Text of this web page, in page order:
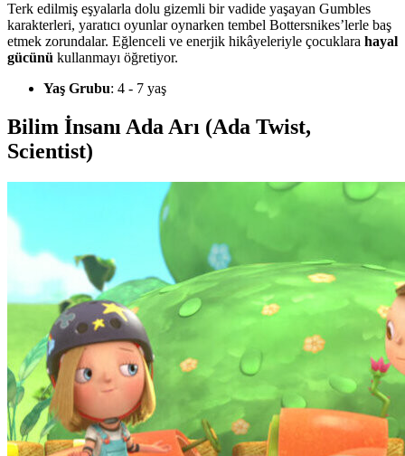
Terk edilmiş eşyalarla dolu gizemli bir vadide yaşayan Gumbles
karakterleri, yaratıcı oyunlar oynarken tembel Bottersnikes’lerle baş
etmek zorundalar. Eğlenceli ve enerjik hikâyeleriyle çocuklara hayal
gücünü kullanmayı öğretiyor.
Yaş Grubu: 4 - 7 yaş
Bilim İnsanı Ada Arı (Ada Twist,
Scientist)